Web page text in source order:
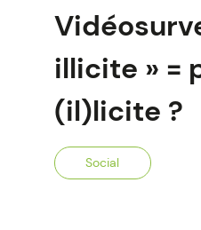
illicite » =
(il)licite ?
Social